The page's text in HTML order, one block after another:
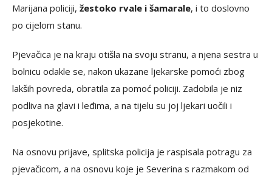
Marijana policiji, žestoko rvale i šamarale, i to doslovno
po cijelom stanu.
Pjevačica je na kraju otišla na svoju stranu, a njena sestra u
bolnicu odakle se, nakon ukazane ljekarske pomoći zbog
lakših povreda, obratila za pomoć policiji. Zadobila je niz
podliva na glavi i leđima, a na tijelu su joj ljekari uočili i
posjekotine.
Na osnovu prijave, splitska policija je raspisala potragu za
pjevačicom, a na osnovu koje je Severina s razmakom od